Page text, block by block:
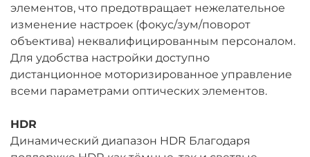
элементов, что предотвращает нежелательное
изменение настроек (фокус/зум/поворот
объектива) неквалифицированным персоналом.
Для удобства настройки доступно
дистанционное моторизированное управление
всеми параметрами оптических элементов.
HDR
Динамический диапазон HDR Благодаря